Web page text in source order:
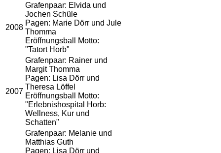
2008
Grafenpaar: Elvida und
Jochen Schüle
Pagen: Marie Dörr und Jule
Thomma
Eröffnungsball Motto:
"Tatort Horb"
2007
Grafenpaar: Rainer und
Margit Thomma
Pagen: Lisa Dörr und
Theresa Löffel
Eröffnungsball Motto:
"Erlebnishospital Horb:
Wellness, Kur und
Schatten"
Grafenpaar: Melanie und
Matthias Guth
Pagen: Lisa Dörr und